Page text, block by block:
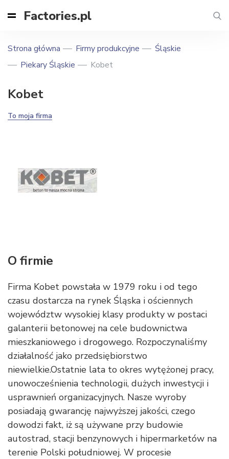
Factories.pl
Strona główna Firmy produkcyjne
Śląskie
Piekary Śląskie
Kobet
Kobet
To moja firma
O firmie
Firma Kobet powstała w 1979 roku i od tego
czasu dostarcza na rynek Śląska i ościennych
województw wysokiej klasy produkty w postaci
galanterii betonowej na cele budownictwa
mieszkaniowego i drogowego. Rozpoczynaliśmy
działalność jako przedsiębiorstwo
niewielkie.Ostatnie lata to okres wytężonej pracy,
unowocześnienia technologii, dużych inwestycji i
usprawnień organizacyjnych. Nasze wyroby
posiadają gwarancję najwyższej jakości, czego
dowodzi fakt, iż są używane przy budowie
autostrad, stacji benzynowych i hipermarketów na
terenie Polski południowej. W procesie